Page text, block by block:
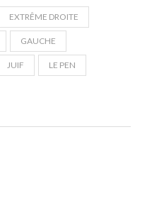
EXTRÊME DROITE
GAUCHE
JUIF LE PEN